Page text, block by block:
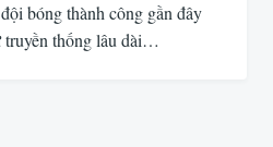
bóng thành công gần đây
truyền thống lâu dài…